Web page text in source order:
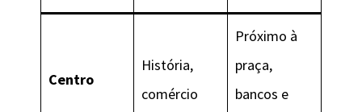
Centro
História,
comércio
Próximo à
praça,
bancos e